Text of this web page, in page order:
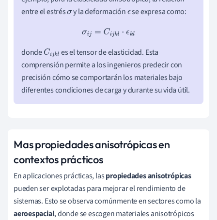
entre el estrésσy la deformaciónϵse expresa como:
σ ij= Cijkl⋅ϵ k l
dondeCijkl es el tensor de elasticidad. Esta
comprensión permite a los ingenieros predecir con
precisión cómo se comportarán los materiales bajo
diferentes condiciones de carga y durante su vida útil.
Mas propiedades anisotrópicas en
contextos prácticos
En aplicaciones prácticas, laspropiedades anisotrópicas
pueden ser explotadas para mejorar el rendimiento de
sistemas. Esto se observa comúnmente en sectores como la
aeroespacial, donde se escogen materiales anisotrópicos